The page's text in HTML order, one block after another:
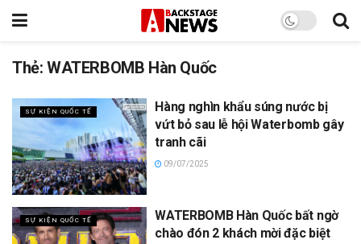
Thẻ:WATERBOMB Hàn Quốc
SỰ KIỆN QUỐC TẾ
Hàng nghìn khẩu súng nước bị
vứt bỏ sau lễ hội Waterbomb gây
tranh cãi
09/07/2025
SỰ KIỆN QUỐC TẾ
WATERBOMB Hàn Quốc bất ngờ
chào đón 2 khách mời đặc biệt